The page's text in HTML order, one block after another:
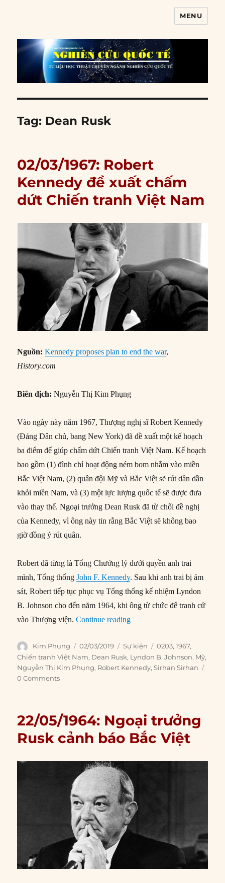
MENU
Tag: Dean Rusk
02/03/1967: Robert
Kennedy đề xuất chấm
dứt Chiến tranh Việt Nam
Nguồn:Kennedy proposes plan to end the war,
History.com
Biên dịch: Nguyễn Thị Kim Phụng
Vào ngày này năm 1967, Thượng nghị sĩ Robert Kennedy
(Đảng Dân chủ, bang New York) đã đề xuất một kế hoạch
ba điểm để giúp chấm dứt Chiến tranh Việt Nam. Kế hoạch
bao gồm (1) đình chỉ hoạt động ném bom nhắm vào miền
Bắc Việt Nam, (2) quân đội Mỹ và Bắc Việt sẽ rút dần dần
khỏi miền Nam, và (3) một lực lượng quốc tế sẽ được đưa
vào thay thế. Ngoại trưởng Dean Rusk đã từ chối đề nghị
của Kennedy, vì ông này tin rằng Bắc Việt sẽ không bao
giờ đồng ý rút quân.
Robert đã từng là Tổng Chưởng lý dưới quyền anh trai
mình, Tổng thốngJohn F. Kennedy. Sau khi anh trai bị ám
sát, Robert tiếp tục phục vụ Tổng thống kế nhiệm Lyndon
B. Johnson cho đến năm 1964, khi ông từ chức để tranh cử
vào Thượng viện.Continue reading“02/03/1967: Robert
Author
Kim Phụng
Posted
on
02/03/2019 Categories
Sự kiện Tags
0203,1967,
Chiến tranh Việt Nam, Dean Rusk, Lyndon B. Johnson, Mỹ,
Nguyễn Thị Kim Phụng, Robert Kennedy,Sirhan Sirhan
0 Comments
22/05/1964: Ngoại trưởng
Rusk cảnh báo Bắc Việt